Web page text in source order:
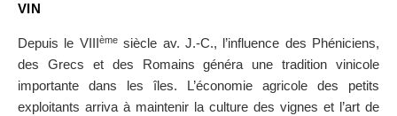
VIN
Depuis le VIIIèmesiècle av. J.-C., l’influence des Phéniciens,
des Grecs et des Romains généra une tradition vinicole
importante dans les îles. L’économie agricole des petits
exploitants arriva à maintenir la culture des vignes et l’art de